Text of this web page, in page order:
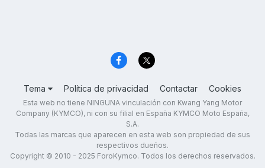
Tema Política de privacidad Contactar Cookies
Esta web no tiene NINGUNA vinculación con Kwang Yang Motor
Company (KYMCO), ni con su filial en España KYMCO Moto España,
S.A.
Todas las marcas que aparecen en esta web son propiedad de sus
respectivos dueños.
Copyright © 2010 - 2025 ForoKymco. Todos los derechos reservados.